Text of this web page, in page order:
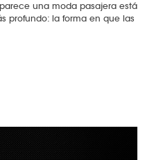
una moda pasajera está
profundo: la forma en que las